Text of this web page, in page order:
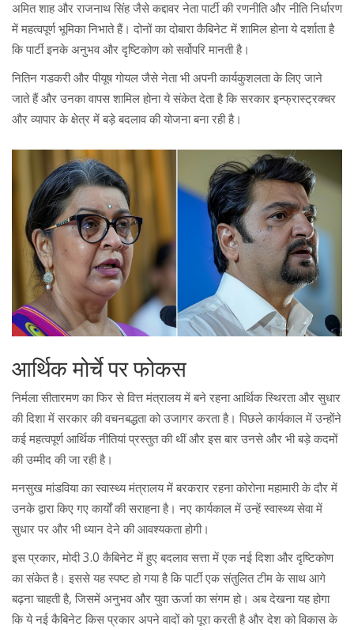
अमित शाह और राजनाथ सिंह जैसे कद्दावर नेता पार्टी की रणनीति और नीति निर्धारण
में महत्वपूर्ण भूमिका निभाते हैं। दोनों का दोबारा कैबिनेट में शामिल होना ये दर्शाता है
कि पार्टी इनके अनुभव और दृष्टिकोण को सर्वोपरि मानती है।
नितिन गडकरी और पीयूष गोयल जैसे नेता भी अपनी कार्यकुशलता के लिए जाने
जाते हैं और उनका वापस शामिल होना ये संकेत देता है कि सरकार इन्फ्रास्ट्रक्चर
और व्यापार के क्षेत्र में बड़े बदलाव की योजना बना रही है।
आर्थिक मोर्चे पर फोकस
निर्मला सीतारमण का फिर से वित्त मंत्रालय में बने रहना आर्थिक स्थिरता और सुधार
की दिशा में सरकार की वचनबद्धता को उजागर करता है। पिछले कार्यकाल में उन्होंने
कई महत्वपूर्ण आर्थिक नीतियां प्रस्तुत की थीं और इस बार उनसे और भी बड़े कदमों
की उम्मीद की जा रही है।
मनसुख मांडविया का स्वास्थ्य मंत्रालय में बरकरार रहना कोरोना महामारी के दौर में
उनके द्वारा किए गए कार्यों की सराहना है। नए कार्यकाल में उन्हें स्वास्थ्य सेवा में
सुधार पर और भी ध्यान देने की आवश्यकता होगी।
इस प्रकार, मोदी 3.0 कैबिनेट में हुए बदलाव सत्ता में एक नई दिशा और दृष्टिकोण
का संकेत है। इससे यह स्पष्ट हो गया है कि पार्टी एक संतुलित टीम के साथ आगे
बढ़ना चाहती है, जिसमें अनुभव और युवा ऊर्जा का संगम हो। अब देखना यह होगा
कि ये नई कैबिनेट किस प्रकार अपने वादों को पूरा करती है और देश को विकास के